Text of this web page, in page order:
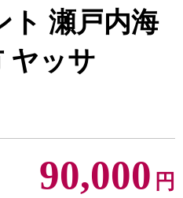
ト 瀬戸内海
ヤッサ
90,000 円